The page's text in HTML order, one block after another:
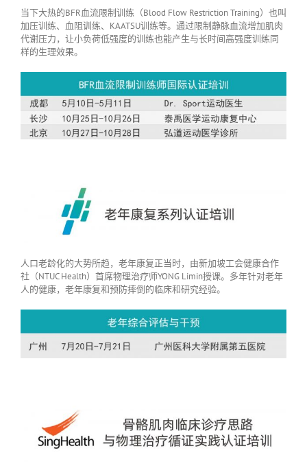
当下大热的BFR血流限制训练（Blood Flow Restriction Training）也叫
加压训练、血阻训练、KAATSU训练等。通过限制静脉血流增加肌肉
代谢压力，让小负荷低强度的训练也能产生与长时间高强度训练同
样的生理效果。
人口老龄化的大势所趋，老年康复正当时，由新加坡工会健康合作
社（NTUC Health）首席物理治疗师YONG Limin授课。多年针对老年
人的健康，老年康复和预防摔倒的临床和研究经验。